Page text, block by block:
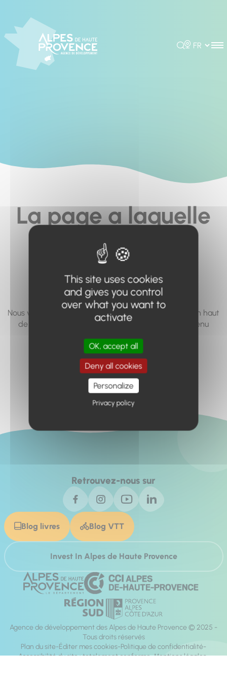
Rechercher
Choisir la
La page a laquelle
vous cherchez à
accéder n'existe
pas... ou plus.
Nous vous invitons à utiliser le moteur de recherche en haut
de page, ou à utiliser le menu pour trouver le contenu
Retour à l'accueil
Retrouvez-nous sur
Blog livres Blog VTT
Invest In Alpes de Haute Provence
Agence de développement des Alpes de Haute Provence © 2025 -
Tous droits réservés
Plan du site Éditer mes cookies Politique de confidentialité
Accessibilité du site : totalement conforme Mentions légales
This site uses cookies
and gives you control
over what you want to
activate
OK, accept all
Deny all cookies
Personalize
Privacy policy